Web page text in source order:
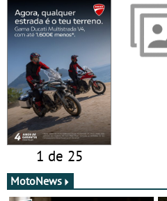
1 de 25
MotoNews